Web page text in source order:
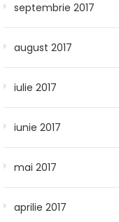
septembrie 2017
august 2017
iulie 2017
iunie 2017
mai 2017
aprilie 2017